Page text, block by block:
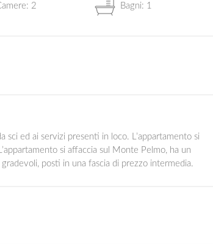
2 Bagni: 1
ed ai servizi presenti in loco. L’appartamento si
si affaccia sul Monte Pelmo, ha un
posti in una fascia di prezzo intermedia.